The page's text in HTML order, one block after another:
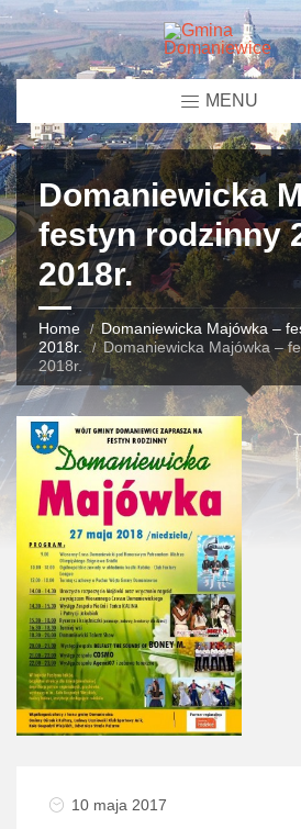
MENU
Domaniewicka
festyn rodzinny
2018r.
Home
Domaniewicka Majówka –
2018r.
Domaniewicka Majówka –
2018r.
10 maja 2017